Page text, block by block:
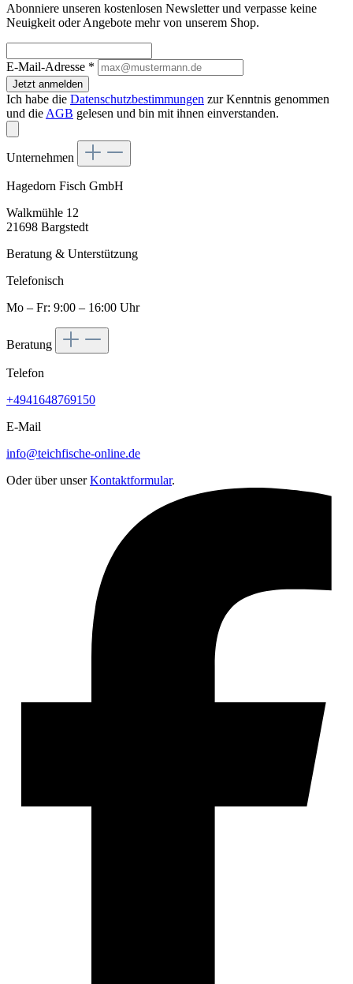
Abonniere unseren kostenlosen Newsletter und verpasse keine
Neuigkeit oder Angebote mehr von unserem Shop.
E-Mail-Adresse *
Jetzt anmelden
Ich habe die Datenschutzbestimmungen zur Kenntnis genommen
und die AGB gelesen und bin mit ihnen einverstanden.
Unternehmen
Hagedorn Fisch GmbH
Walkmühle 12
21698 Bargstedt
Beratung & Unterstützung
Telefonisch
Mo – Fr: 9:00 – 16:00 Uhr
Beratung
Telefon
+4941648769150
E-Mail
info@teichfische-online.de
Oder über unserKontaktformular.